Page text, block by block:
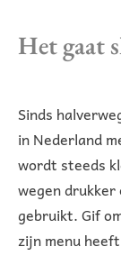
Het gaat
Sinds
in Nederland
wordt steeds
wegen
gebruikt. Gif
zijn menu